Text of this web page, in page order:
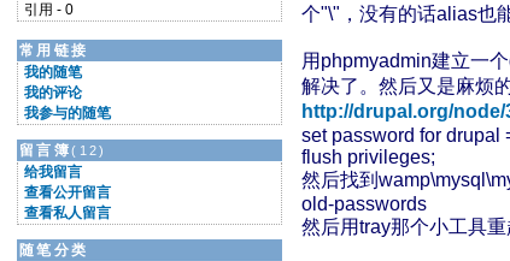
引用 - 0
常用链接
我的随笔
我的评论
我参与的随笔
留言簿(12)
给我留言
查看公开留言
查看私人留言
随笔分类
个"\"，没有的话alias也
用phpmyadmin建立一
解决了。然后又是麻烦
http://drupal.org/node/
set password for drupal
flush privileges;
然后找到
old-passwords
然后用tray那个小工具重